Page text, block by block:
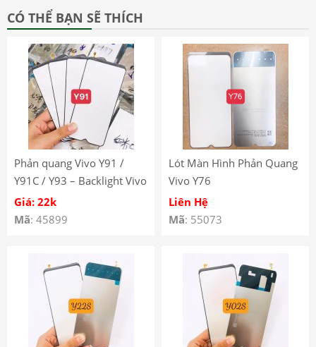
CÓ THỂ BẠN SẼ THÍCH
Phản quang Vivo Y91 /
Y91C / Y93 – Backlight Vivo
Y91
Giá: 22k
Mã: 45899
Lót Màn Hình Phản Quang
Vivo Y76
Liên Hệ
Mã: 55073